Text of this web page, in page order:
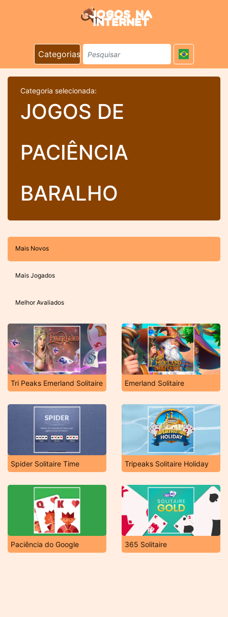
Categorias
Categoria selecionada:
JOGOS DE
PACIÊNCIA
BARALHO
Mais Novos
Mais Jogados
Melhor Avaliados
Tri Peaks Emerland Solitaire Emerland Solitaire
Spider Solitaire Time Tripeaks Solitaire Holiday
Paciência do Google 365 Solitaire